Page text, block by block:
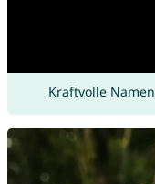
Kraftvolle